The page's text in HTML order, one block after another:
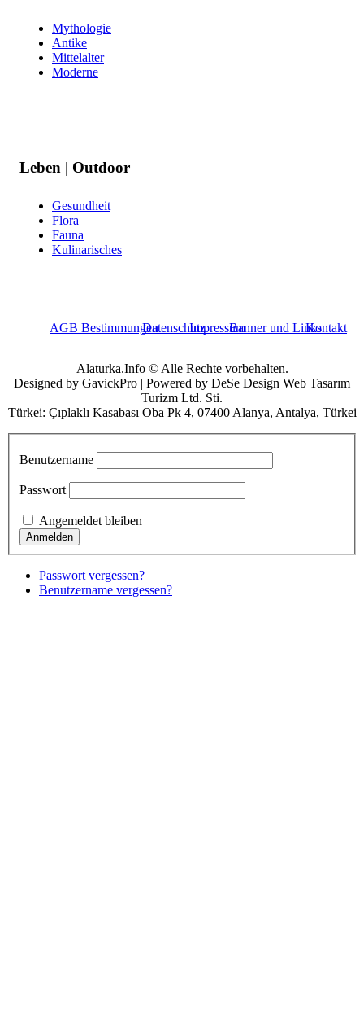
Mythologie
Antike
Mittelalter
Moderne
Leben | Outdoor
Gesundheit
Flora
Fauna
Kulinarisches
AGB BestimmungenDatenschutzImpressumBanner und LinksKontakt
Alaturka.Info © Alle Rechte vorbehalten.
Designed by GavickPro | Powered by DeSe Design Web Tasarım
Turizm Ltd. Sti.
Türkei: Çıplaklı Kasabası Oba Pk 4, 07400 Alanya, Antalya, Türkei
Benutzername
Passwort
Angemeldet bleiben
Passwort vergessen?
Benutzername vergessen?